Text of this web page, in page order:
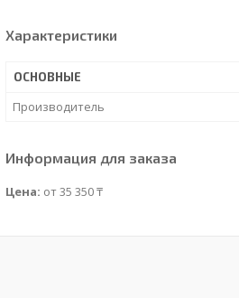
Характеристики
ОСНОВНЫЕ
Производитель
Информация для заказа
Цена: от 35 350 ₸